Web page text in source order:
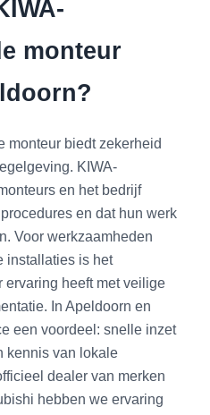
monteur
monteur biedt zekerheid
KIWA-
en het bedrijf
en dat hun werk
Voor werkzaamheden
installaties is het
ervaring heeft met veilige
In Apeldoorn en
een voordeel: snelle inzet
kennis van lokale
dealer van merken
hebben we ervaring